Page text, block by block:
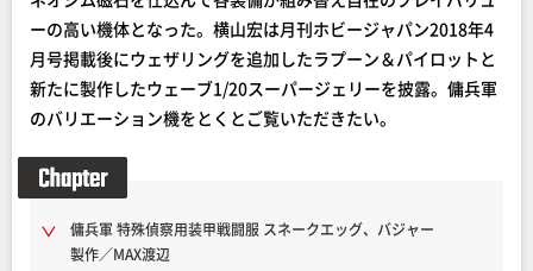
ーの高い機体となった。横山宏は月刊ホビージャパン2018年4
月号掲載後にウェザリングを追加したラプーン＆パイロットと
新たに製作したウェーブ1/20スーパージェリーを披露。傭兵軍
のバリエーション機をとくとご覧いただきたい。
傭兵軍 特殊偵察用装甲戦闘服 スネークエッグ、バジャー
製作／MAX渡辺